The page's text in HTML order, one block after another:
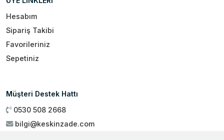
Hesabım
Sipariş Takibi
Favorileriniz
Sepetiniz
Müşteri Destek Hattı
0530 508 2668
bilgi@keskinzade.com